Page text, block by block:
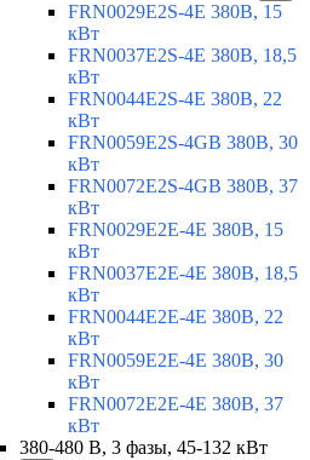
FRN0029E2S-4E 380В, 15
кВт
FRN0037E2S-4E 380В, 18,5
кВт
FRN0044E2S-4E 380В, 22
кВт
FRN0059E2S-4GB 380В, 30
кВт
FRN0072E2S-4GB 380В, 37
кВт
FRN0029E2E-4E 380В, 15
кВт
FRN0037E2E-4E 380В, 18,5
кВт
FRN0044E2E-4E 380В, 22
кВт
FRN0059E2E-4E 380В, 30
кВт
FRN0072E2E-4E 380В, 37
кВт
380-480 В, 3 фазы, 45-132 кВт